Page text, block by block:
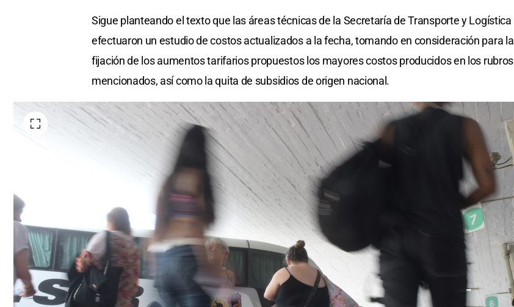
Sigue planteando el texto que las áreas técnicas de la Secretaría de Transporte y Logística
efectuaron un estudio de costos actualizados a la fecha, tomando en consideración para la
fijación de los aumentos tarifarios propuestos los mayores costos producidos en los rubros
mencionados, así como la quita de subsidios de origen nacional.